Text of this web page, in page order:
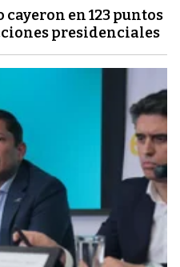
cayeron en 123 puntos
presidenciales